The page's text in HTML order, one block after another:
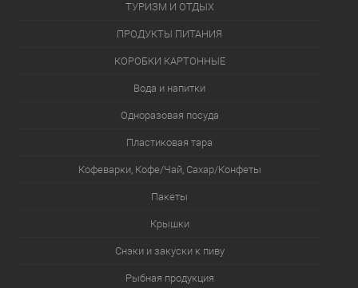
ТУРИЗМ И ОТДЫХ
ПРОДУКТЫ ПИТАНИЯ
КОРОБКИ КАРТОННЫЕ
Вода и напитки
Одноразовая посуда
Пластиковая тара
Кофеварки, Кофе/Чай, Сахар/Конфеты
Пакеты
Крышки
Снэки и закуски к пиву
Рыбная продукция